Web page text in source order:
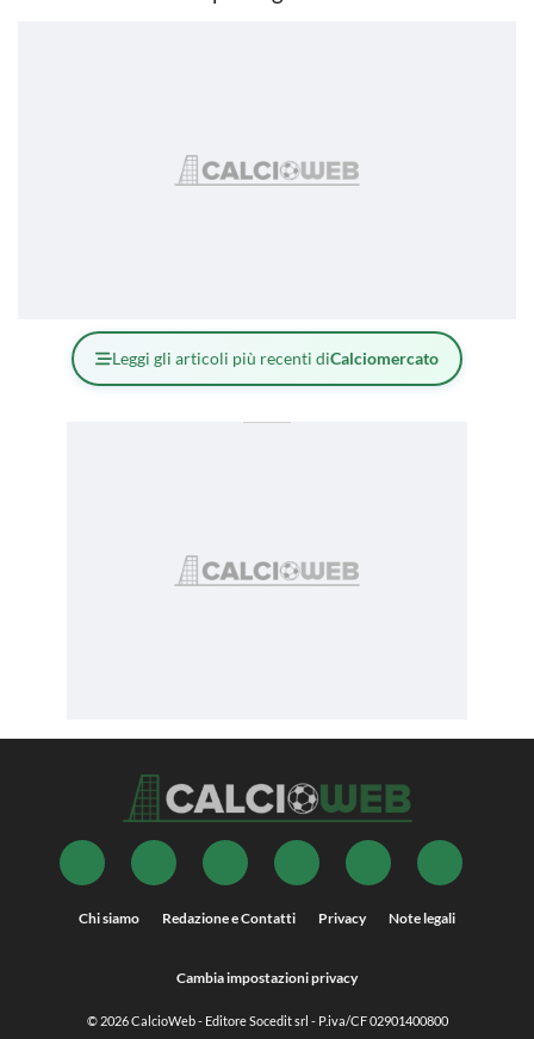
Leggi gli articoli più recenti diCalciomercato
Chi siamo Redazione e Contatti Privacy Note legali
Cambia impostazioni privacy
© 2026CalcioWeb- Editore Socedit srl - P.iva/CF 02901400800